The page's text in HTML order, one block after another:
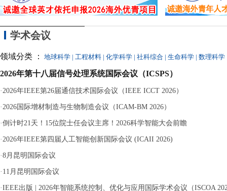
学术会议
领域分类 ： 地球科学 | 工程材料 | 化学科学 | 社科综合 | 生命科学 | 数理科学
2026年第十八届信号处理系统国际会议（ICSPS）
·2026年IEEE第26届通信技术国际会议（IEEE ICCT 2026）
·2026国际增材制造与生物制造会议（ICAM-BM 2026）
·倒计时21天！15位院士任会议主席！2026科学智能大会前瞻
·2026年IEEE第四届人工智能创新国际会议 (ICAII 2026)
·8月昆明国际会议
· 11月昆明国际会议
·IEEE出版 | 2026年智能系统控制、优化与应用国际学术会议（ISCOA